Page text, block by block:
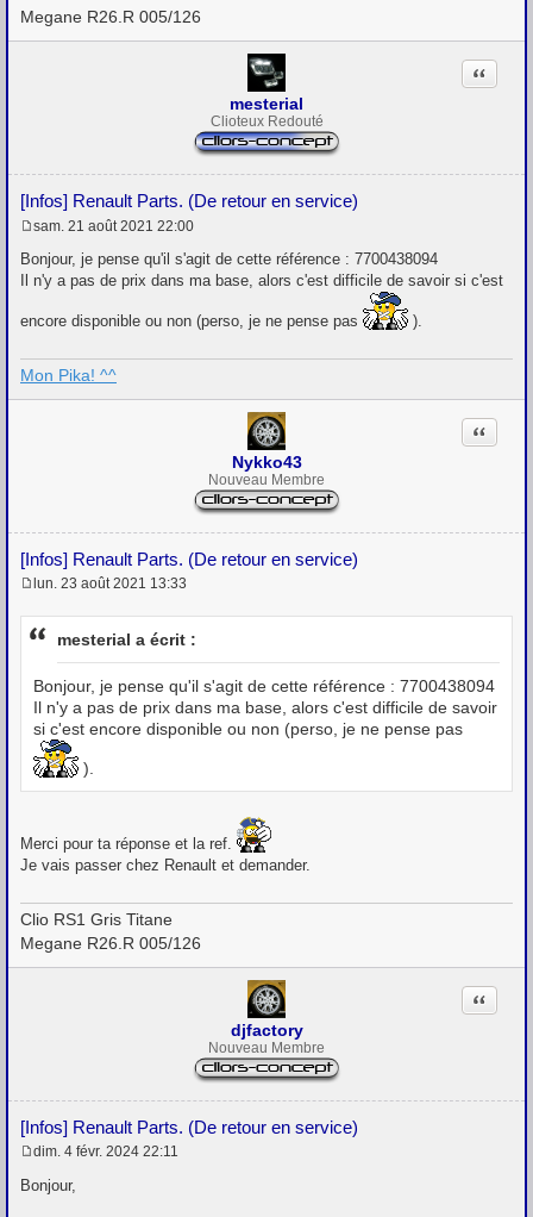
Megane R26.R 005/126
mesterial
Clioteux Redouté
[Infos] Renault Parts. (De retour en service)
Citation
e
s
g
sam. 21 août 2021 22:00
Bonjour, je pense qu'il s'agit de cette référence : 7700438094
Il n'y a pas de prix dans ma base, alors c'est difficile de savoir si c'est
encore disponible ou non (perso, je ne pense pas ).
Mon Pika! ^^
Nykko43
Nouveau Membre
[Infos] Renault Parts. (De retour en service)
Citation
e
s
g
e
lun. 23 août 2021 13:33
mesterial a écrit :
Bonjour, je pense qu'il s'agit de cette référence : 7700438094
Il n'y a pas de prix dans ma base, alors c'est difficile de savoir
si c'est encore disponible ou non (perso, je ne pense pas
).
Merci pour ta réponse et la ref.
Je vais passer chez Renault et demander.
Clio RS1 Gris Titane
Megane R26.R 005/126
djfactory
Nouveau Membre
[Infos] Renault Parts. (De retour en service)
Citation
e
dim. 4 févr. 2024 22:11
Bonjour,